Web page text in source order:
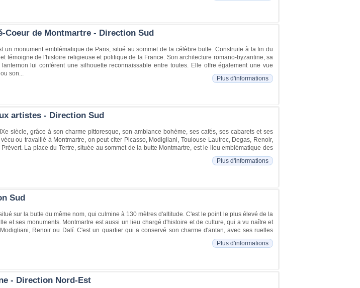
Coeur de Montmartre - Direction Sud
monument emblématique de Paris, situé au sommet de la célèbre butte. Construite à la fin du
témoigne de l'histoire religieuse et politique de la France. Son architecture romano-byzantine, sa
lui confèrent une silhouette reconnaissable entre toutes. Elle offre également une vue
son...
Plus d'informations
artistes - Direction Sud
siècle, grâce à son charme pittoresque, son ambiance bohème, ses cafés, ses cabarets et ses
ou travaillé à Montmartre, on peut citer Picasso, Modigliani, Toulouse-Lautrec, Degas, Renoir,
La place du Tertre, située au sommet de la butte Montmartre, est le lieu emblématique des
Plus d'informations
Sud
sur la butte du même nom, qui culmine à 130 mètres d'altitude. C'est le point le plus élevé de la
et ses monuments. Montmartre est aussi un lieu chargé d'histoire et de culture, qui a vu naître et
Renoir ou Dalí. C'est un quartier qui a conservé son charme d'antan, avec ses ruelles
Plus d'informations
- Direction Nord-Est